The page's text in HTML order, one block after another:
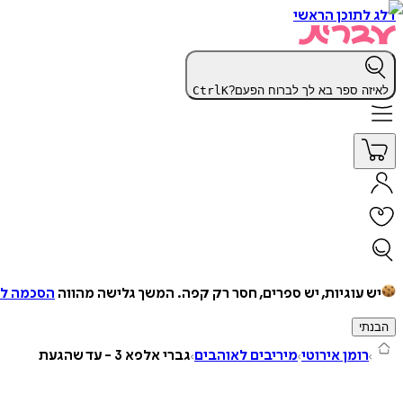
דלג לתוכן הראשי
לאיזה ספר בא לך לברוח הפעם? CtrlK
יש עוגיות, יש ספרים, חסר רק קפה. המשך גלישה מהווה הסכמה
הבנתי
רומן אירוטי מיריבים לאוהבים גברי אלפא 3 - עד שהגעת